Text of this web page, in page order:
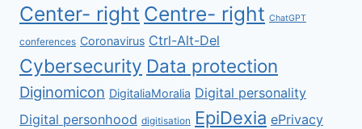
Center- right Centre- right ChatGPT
conferences Coronavirus Ctrl-Alt-Del
Cybersecurity Data protection
Diginomicon DigitaliaMoralia Digital personality
Digital personhood digitisation EpiDexia ePrivacy